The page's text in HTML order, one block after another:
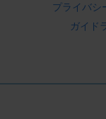
プライバシ
ガイド